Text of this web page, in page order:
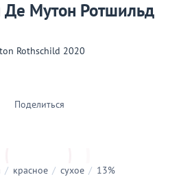
Мутон Ротшильд
Rothschild 2020
Поделиться
/ красное / сухое / 13%